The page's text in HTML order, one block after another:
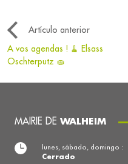
Artículo anterior
A vos agendas ! 🧹 Elsass
Oschterputz 🧽
MAIRIE DE WALHEIM
lunes, sábado, domingo :
Cerrado